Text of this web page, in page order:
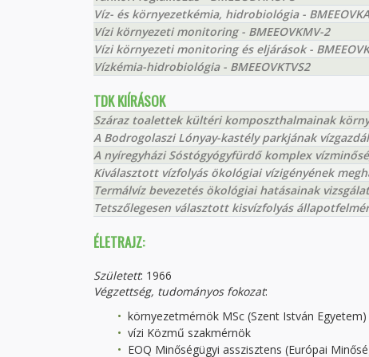
Víz- és környezetkémia, hidrobiológia -
Vízi környezeti monitoring - BMEEOVKMV-2
Vízi környezeti monitoring és eljárások -
Vízkémia-hidrobiológia - BMEEOVKTVS2
TDK KIÍRÁSOK
Száraz toalettek kültéri komposzthalmainak
A Bodrogolaszi Lónyay-kastély parkjának
A nyíregyházi Sóstógyógyfürdő komplex
Kiválasztott vízfolyás ökológiai vízigényének
Termálvíz bevezetés ökológiai hatásainak
Tetszőlegesen választott kisvízfolyás
ÉLETRAJZ:
Született: 1966
Végzettség, tudományos fokozat:
környezetmérnök MSc (Szent István Egyetem)
vízi Közmű szakmérnök
EOQ Minőségügyi asszisztens (Európai